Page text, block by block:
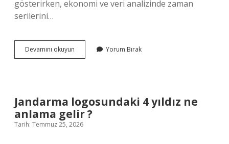
gösterirken, ekonomi ve veri analizinde zaman
serilerini…
Devamını okuyun
T2
?
Yorum Bırak
Jandarma logosundaki 4 yıldız ne
anlama gelir ?
Tarih: Temmuz 25, 2026